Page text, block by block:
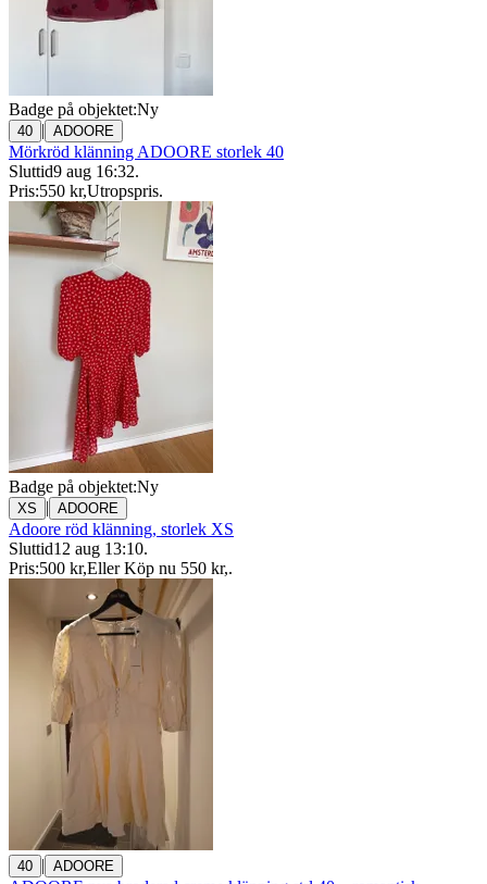
Badge på objektet:Ny
40 | ADOORE
Mörkröd klänning ADOORE storlek 40
Sluttid9 aug 16:32.
Pris:550 kr,Utropspris.
Badge på objektet:Ny
XS | ADOORE
Adoore röd klänning, storlek XS
Sluttid12 aug 13:10.
Pris:500 kr,Eller Köp nu 550 kr,.
40 | ADOORE